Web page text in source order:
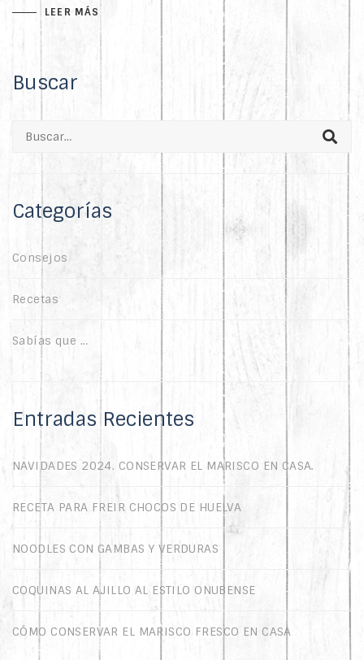
LEER MÁS
Buscar
Search
Categorías
Consejos
Recetas
Sabías que …
Entradas Recientes
NAVIDADES 2024. CONSERVAR EL MARISCO EN CASA.
RECETA PARA FREIR CHOCOS DE HUELVA
NOODLES CON GAMBAS Y VERDURAS
COQUINAS AL AJILLO AL ESTILO ONUBENSE
CÓMO CONSERVAR EL MARISCO FRESCO EN CASA